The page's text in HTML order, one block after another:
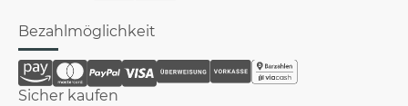
Bezahlmöglichkeit
Sicher kaufen